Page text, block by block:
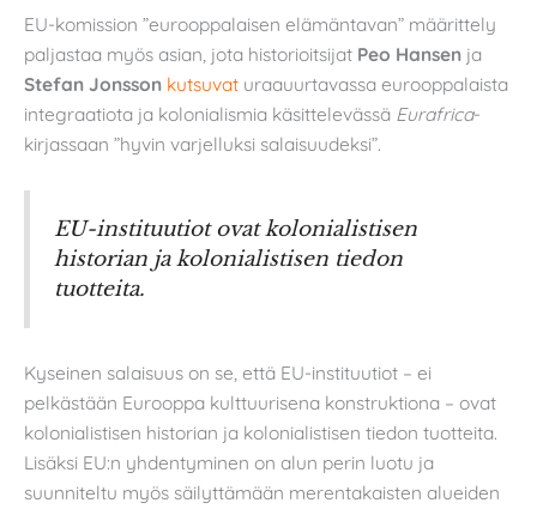
EU-komission ”eurooppalaisen elämäntavan” määrittely
paljastaa myös asian, jota historioitsijat Peo Hansen ja
Stefan Jonsson kutsuvat uraauurtavassa eurooppalaista
integraatiota ja kolonialismia käsittelevässä Eurafrica-
kirjassaan ”hyvin varjelluksi salaisuudeksi”.
EU-instituutiot ovat kolonialistisen
historian ja kolonialistisen tiedon
tuotteita.
Kyseinen salaisuus on se, että EU-instituutiot – ei
pelkästään Eurooppa kulttuurisena konstruktiona – ovat
kolonialistisen historian ja kolonialistisen tiedon tuotteita.
Lisäksi EU:n yhdentyminen on alun perin luotu ja
suunniteltu myös säilyttämään merentakaisten alueiden